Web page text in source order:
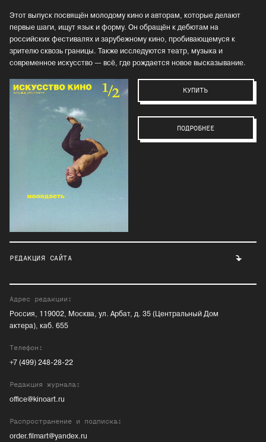
Этот выпуск посвящён молодому кино и авторам, которые делают
первые шаги, ищут язык и форму. Он обращён к дебютам на
российских фестивалях и зарубежному кино, пробивающемуся к
зрителю сквозь границы. Также исследуются театр, музыка и
современное искусство — всё, где рождается новое высказывание.
КУПИТЬ
ПОДРОБНЕЕ
РЕДАКЦИЯ САЙТА
Адрес редакции:
Россия, 119002, Москва, ул. Арбат, д. 35 (Центральный Дом
актера), каб. 655
Телефон:
+7 (499) 248-28-22
Редакция журнала:
office@kinoart.ru
Распространение и подписка:
order.filmart@yandex.ru